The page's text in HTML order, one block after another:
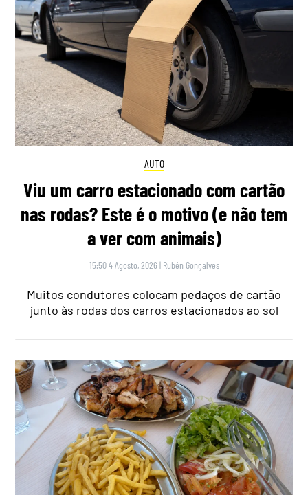
AUTO
Viu um carro estacionado com cartão
nas rodas? Este é o motivo (e não tem
a ver com animais)
15:50 4 Agosto, 2026 | Rubén Gonçalves
Muitos condutores colocam pedaços de cartão
junto às rodas dos carros estacionados ao sol